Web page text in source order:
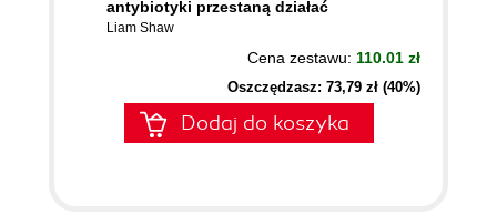
antybiotyki przestaną działać
Liam Shaw
Cena zestawu: 110.01 zł
Oszczędzasz: 73,79 zł (40%)
Dodaj do koszyka